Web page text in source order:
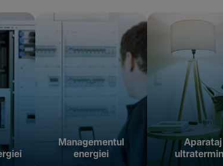
Managementul
energiei
Aparataj